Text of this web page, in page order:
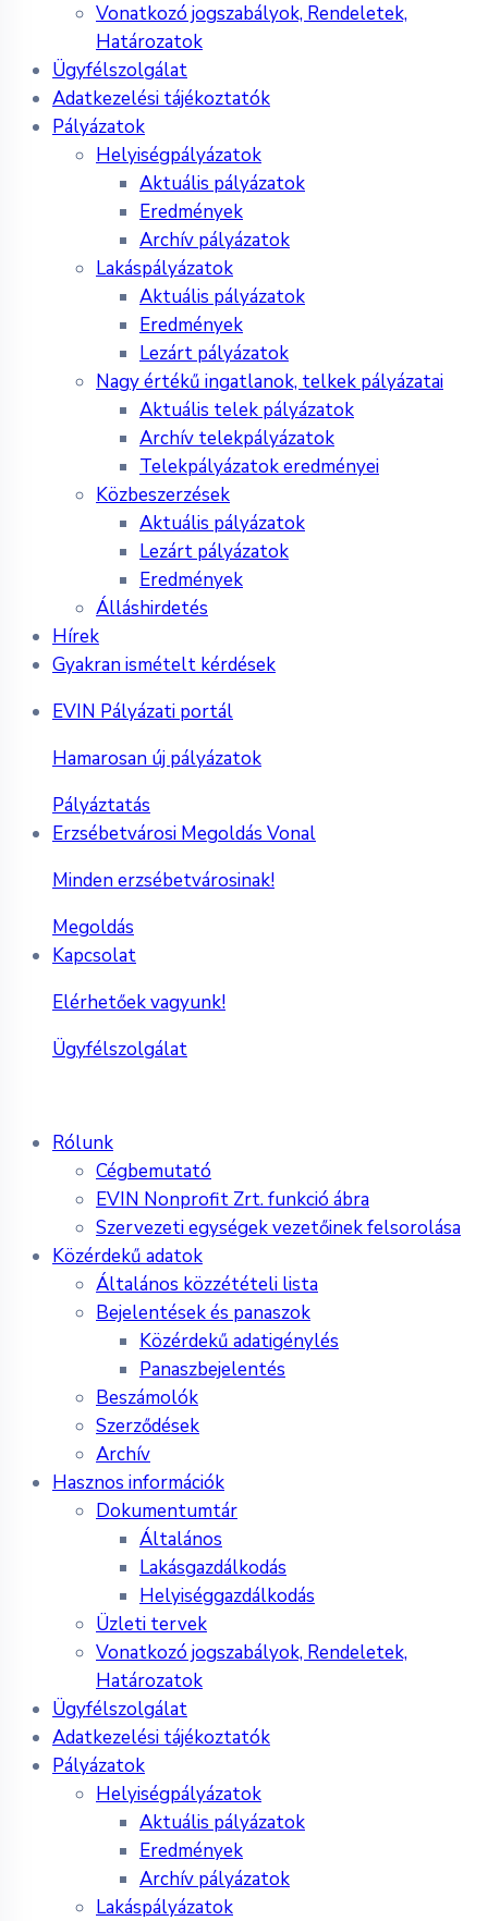
Vonatkozó jogszabályok, Rendeletek,
Határozatok
Ügyfélszolgálat
Adatkezelési tájékoztatók
Pályázatok
Helyiségpályázatok
Aktuális pályázatok
Eredmények
Archív pályázatok
Lakáspályázatok
Aktuális pályázatok
Eredmények
Lezárt pályázatok
Nagy értékű ingatlanok, telkek pályázatai
Aktuális telek pályázatok
Archív telekpályázatok
Telekpályázatok eredményei
Közbeszerzések
Aktuális pályázatok
Lezárt pályázatok
Eredmények
Álláshirdetés
Hírek
Gyakran ismételt kérdések
EVIN Pályázati portál
Hamarosan új pályázatok
Pályáztatás
Erzsébetvárosi Megoldás Vonal
Minden erzsébetvárosinak!
Megoldás
Kapcsolat
Elérhetőek vagyunk!
Ügyfélszolgálat
Rólunk
Cégbemutató
EVIN Nonprofit Zrt. funkció ábra
Szervezeti egységek vezetőinek felsorolása
Közérdekű adatok
Általános közzétételi lista
Bejelentések és panaszok
Közérdekű adatigénylés
Panaszbejelentés
Beszámolók
Szerződések
Archív
Hasznos információk
Dokumentumtár
Általános
Lakásgazdálkodás
Helyiséggazdálkodás
Üzleti tervek
Vonatkozó jogszabályok, Rendeletek,
Határozatok
Ügyfélszolgálat
Adatkezelési tájékoztatók
Pályázatok
Helyiségpályázatok
Aktuális pályázatok
Eredmények
Archív pályázatok
Lakáspályázatok